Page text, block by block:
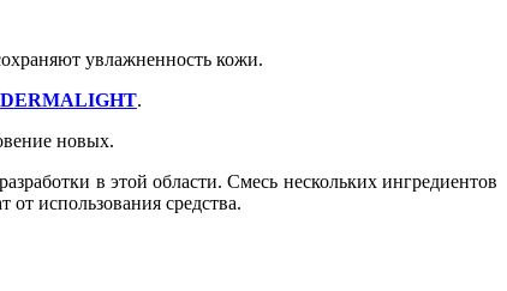
увлажненность кожи.
DERMALIGHT.
новых.
в этой области. Смесь нескольких ингредиентов
от использования средства.